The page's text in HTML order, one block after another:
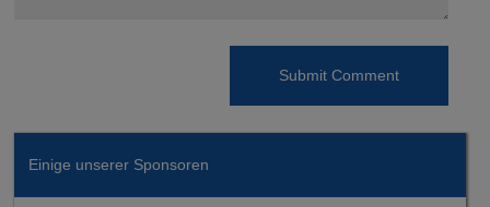
Einige unserer Sponsoren